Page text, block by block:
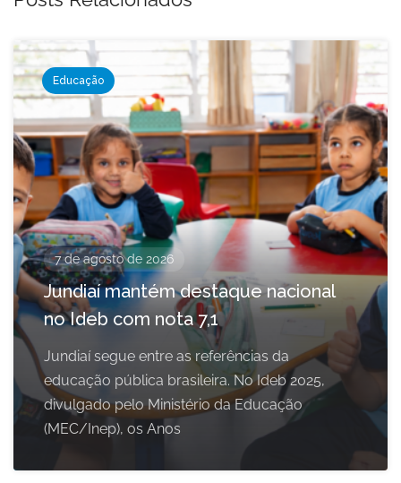
Educação
7 de agosto de 2026
Jundiaí mantém destaque nacional
no Ideb com nota 7,1
Jundiaí segue entre as referências da
educação pública brasileira. No Ideb 2025,
divulgado pelo Ministério da Educação
(MEC/Inep), os Anos